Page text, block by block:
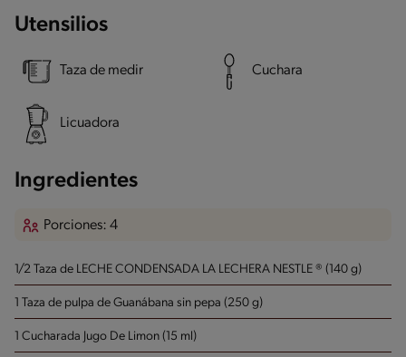
Utensilios
Taza de medir Cuchara
Licuadora
Ingredientes
Porciones: 4
1/2 Taza de LECHE CONDENSADA LA LECHERA NESTLE ® (140 g)
1 Taza de pulpa de Guanábana sin pepa (250 g)
1 Cucharada Jugo De Limon (15 ml)